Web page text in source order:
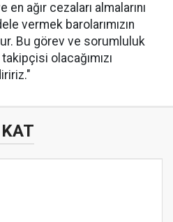
ağır cezaları almalarını
vermek barolarımızın
Bu görev ve sorumluluk
olacağımızı